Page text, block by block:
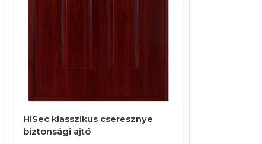
HiSec klasszikus cseresznye
biztonsági ajtó